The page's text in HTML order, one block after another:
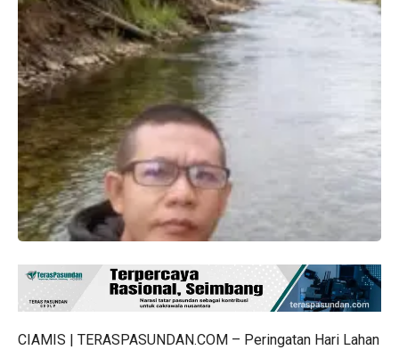
CIAMIS | TERASPASUNDAN.COM – Peringatan Hari Lahan